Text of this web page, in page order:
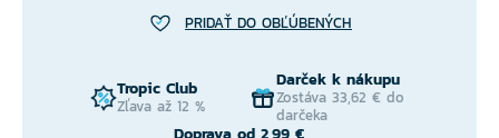
PRIDAŤ DO OBĽÚBENÝCH
Tropic Club
Zľava až 12 %
Darček k nákupu
Zostáva 33,62 € do
darčeka